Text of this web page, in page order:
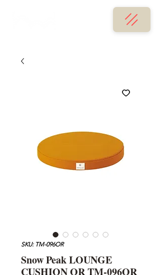
SKU: TM-096OR
Snow Peak LOUNGE
CUSHION OR TM-096OR